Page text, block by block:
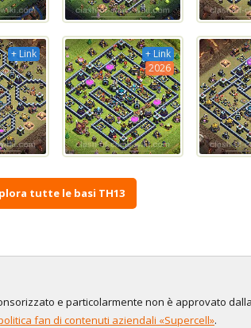
+ Link
+ Link
2026
tutte le basi TH13
e particolarmente non è approvato
fan di contenuti aziendali «Supercell».